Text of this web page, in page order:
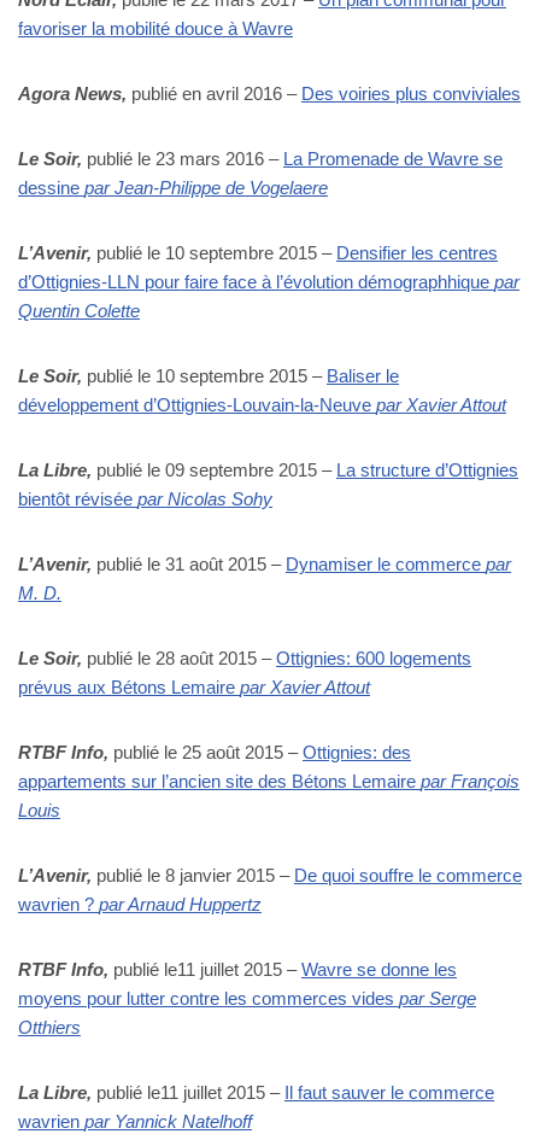
favoriser la mobilité douce à Wavre
Agora News, publié en avril 2016 – Des voiries plus conviviales
Le Soir, publié le 23 mars 2016 – La Promenade de Wavre se
dessine par Jean-Philippe de Vogelaere
L’Avenir, publié le 10 septembre 2015 – Densifier les centres
d’Ottignies-LLN pour faire face à l’évolution démographhique par
Quentin Colette
Le Soir, publié le 10 septembre 2015 – Baliser le
développement d’Ottignies-Louvain-la-Neuve par Xavier Attout
La Libre, publié le 09 septembre 2015 – La structure d’Ottignies
bientôt révisée par Nicolas Sohy
L’Avenir, publié le 31 août 2015 – Dynamiser le commerce par
M. D.
Le Soir, publié le 28 août 2015 –Ottignies: 600 logements
prévus aux Bétons Lemaire par Xavier Attout
RTBF Info, publié le 25 août 2015 –Ottignies: des
appartements sur l’ancien site des Bétons Lemaire par François
Louis
L’Avenir, publié le 8 janvier 2015 – De quoi souffre le commerce
wavrien ? par Arnaud Huppertz
RTBF Info, publié le11 juillet 2015 –Wavre se donne les
moyens pour lutter contre les commerces vides par Serge
Otthiers
La Libre, publié le11 juillet 2015 – Il faut sauver le commerce
wavrien par Yannick Natelhoff